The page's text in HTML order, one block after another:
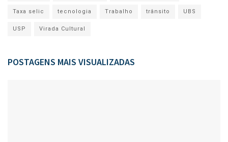
Taxa selic tecnologia Trabalho trânsito UBS
USP Virada Cultural
POSTAGENS MAIS VISUALIZADAS